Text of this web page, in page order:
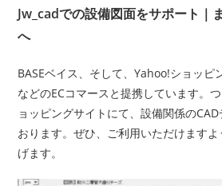
Jw_cadでの設備図面をサポート｜
へ
BASEベイス、そして、Yahoo!ショッピ
などのECコマースと提携しています。
ョッピングサイトにて、設備関係の
おります。ぜひ、ご利用いただけます
げます。